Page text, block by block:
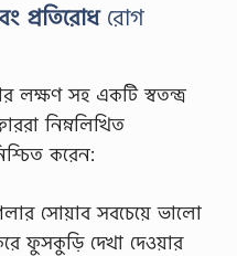
প্রতিরোধরোগ
লক্ষণ সহ একটি স্বতন্ত্র
নিম্নলিখিত
করেন:
সোয়াব সবচেয়ে ভালো
ফুসকুড়ি দেখা দেওয়ার